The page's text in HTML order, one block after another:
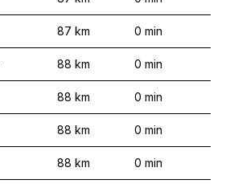
87 km 0 min
88 km 0 min
88 km 0 min
88 km 0 min
88 km 0 min